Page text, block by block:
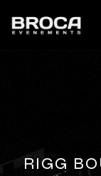
RIGG BOURGOGNE-FRANCHE-